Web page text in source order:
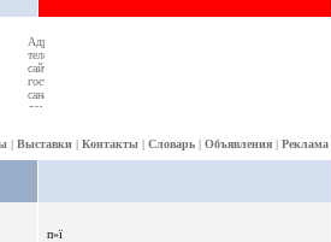
| Выставки | Контакты | Словарь | Объявления | Реклама
п»ї